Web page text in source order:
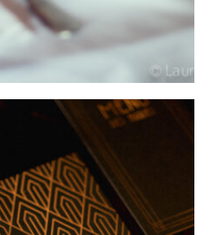
{ Black chic }